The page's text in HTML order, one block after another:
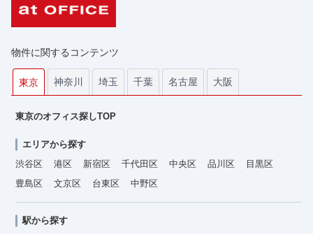
物件に関するコンテンツ
東京 神奈川 埼玉 千葉 名古屋 大阪
東京のオフィス探しTOP
エリアから探す
渋谷区
港区 新宿区 千代田区 中央区 品川区
目黒区
豊島区
文京区 台東区 中野区
駅から探す